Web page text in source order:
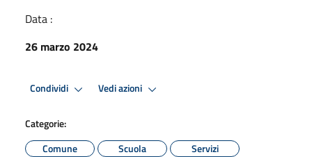
Data :
26 marzo 2024
Condividi Vedi azioni
Categorie:
Comune
Scuola Servizi